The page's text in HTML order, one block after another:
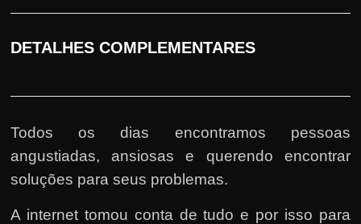
DETALHES COMPLEMENTARES
Todos os dias encontramos pessoas
angustiadas, ansiosas e querendo encontrar
soluções para seus problemas.
A internet tomou conta de tudo e por isso para